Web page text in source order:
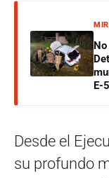
E-
Desde el
su profundo